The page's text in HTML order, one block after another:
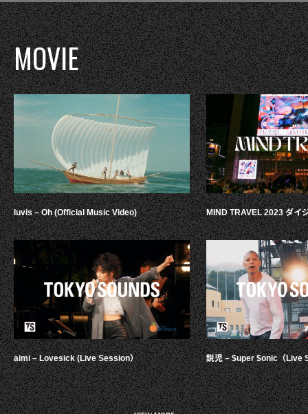
MOVIE
luvis – Oh (Official Music Video)
aimi – Lovesick (Live Session）
MIND TRAVEL 2023 ダイ
鋭児 – $uper $onic（Live